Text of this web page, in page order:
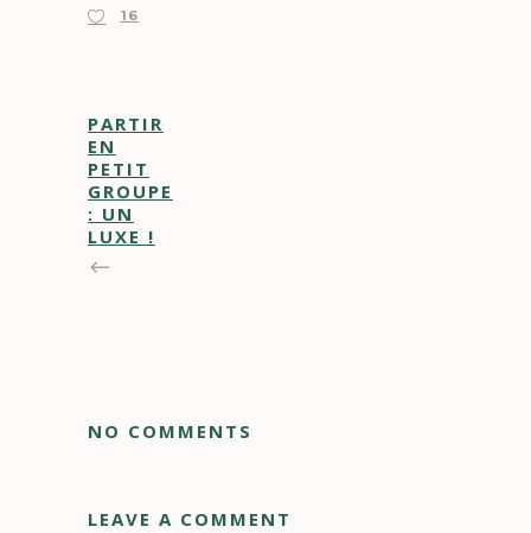
16
PARTIR
EN
PETIT
GROUPE
: UN
LUXE !
NO COMMENTS
LEAVE A COMMENT